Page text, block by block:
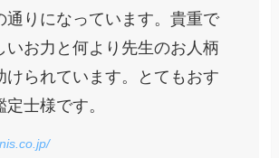
通りになっています。貴重で
いお力と何より先生のお人柄
けられています。とてもおす
士様です。